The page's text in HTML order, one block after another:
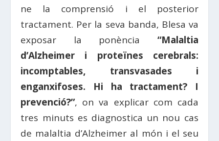
ne la comprensió i el posterior
tractament. Per la seva banda, Blesa va
exposar la ponència “Malaltia
d’Alzheimer i proteïnes cerebrals:
incomptables, transvasades i
enganxifoses. Hi ha tractament? I
prevenció?”, on va explicar com cada
tres minuts es diagnostica un nou cas
de malaltia d’Alzheimer al món i el seu